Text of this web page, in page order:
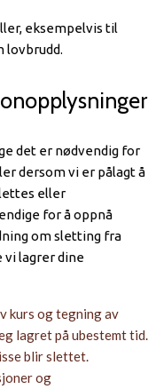
eksempelvis til
lovbrudd.
det er nødvendig for
dersom vi er pålagt å
eller
for å oppnå
om sletting fra
vi lagrer dine
kurs og tegning av
lagret på ubestemt tid.
blir slettet.
og